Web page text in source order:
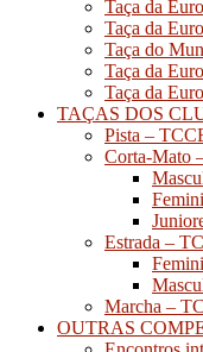
Taça da
Taça da
Taça do
Taça da
Taça da
TAÇAS DOS
Pista –
Corta-Mato
Estrada –
Marcha –
OUTRAS